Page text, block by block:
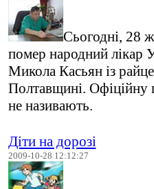
Сьогодні, 28
помер народний лікар
Микола Касьян із
Полтавщині. Офіційну
не називають.
Діти на дорозі
2009-10-28 12:12:27